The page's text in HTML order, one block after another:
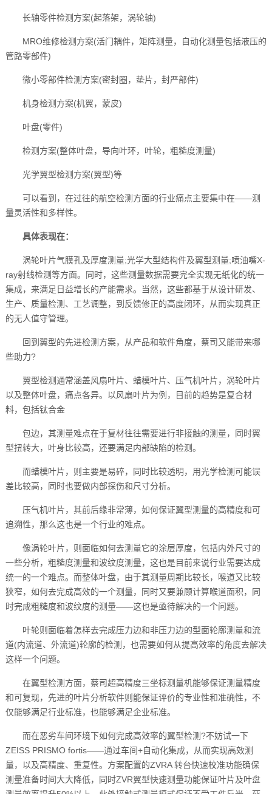
长轴零件检测方案(起落架，涡轮轴)
MRO维修检测方案(活门耦件，矩阵测量，自动化测量包括液压的
管路零部件)
微小零部件检测方案(密封圈，垫片，封严部件)
机身检测方案(机翼，蒙皮)
叶盘(零件)
检测方案(整体叶盘，导向叶环，叶轮，粗糙度测量)
光学翼型检测方案(翼型)等
可以看到，在过往的航空检测方面的行业痛点主要集中在——测
量灵活性和多样性。
具体表现在：
涡轮叶片气膜孔及厚度测量;光学大型结构件及翼型测量;喷油嘴X-
ray射线检测等方面。同时，这些测量数据需要完全实现无纸化的统一
集成，来满足日益增长的产能需求。当然，这些都基于从设计研发、
生产、质量检测、工艺调整，到反馈修正的高度闭环，从而实现真正
的无人值守管理。
回到翼型的先进检测方案，从产品和软件角度，蔡司又能带来哪
些助力?
翼型检测通常涵盖风扇叶片、蜡模叶片、压气机叶片，涡轮叶片
以及整体叶盘，痛点各异。以风扇叶片为例，目前的趋势是复合材
料，包括钛合金
包边，其测量难点在于复材往往需要进行非接触的测量，同时翼
型扭转大，叶身比较高，还要满足内部缺陷的检测。
而蜡模叶片，则主要是易碎，同时比较透明，用光学检测可能误
差比较高，同时也要做内部探伤和尺寸分析。
压气机叶片，其前后缘非常薄，如何保证翼型测量的高精度和可
追溯性，那么这也是一个行业的难点。
像涡轮叶片，则面临如何去测量它的涂层厚度，包括内外尺寸的
一些分析，粗糙度测量和波纹度测量，这也是目前来说行业需要达成
统一的一个难点。而整体叶盘，由于其测量周期比较长，喉道又比较
狭窄，如何去完成高效的一个测量，同时又要兼顾计算喉道面积，同
时完成粗糙度和波纹度的测量——这也是亟待解决的一个问题。
叶轮则面临着怎样去完成压力边和非压力边的型面轮廓测量和流
道(内流道、外流道)轮廓的检测，也需要如何从提高效率的角度去解决
这样一个问题。
在翼型检测方面，蔡司超高精度三坐标测量机能够保证测量精度
和可复现，先进的叶片分析软件则能保证评价的专业性和准确性，不
仅能够满足行业标准，也能够满足企业标准。
而在恶劣车间环境下如何完成高效率的翼型检测?不妨试一下
ZEISS PRISMO fortis——通过车间+自动化集成，从而实现高效测
量，以及高精度、重复性。方案配置的ZVRA 转台快速校准功能确保
测量准备时间大大降低，同时ZVR翼型快速测量功能保证叶片及叶盘